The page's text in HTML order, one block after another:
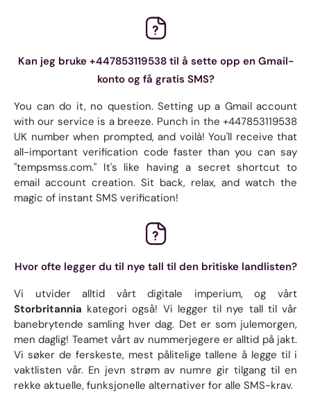
Kan jeg bruke +447853119538 til å sette opp en Gmail-
konto og få gratis SMS?
You can do it, no question. Setting up a Gmail account
with our service is a breeze. Punch in the +447853119538
UK number when prompted, and voilà! You'll receive that
all-important verification code faster than you can say
"tempsmss.com." It's like having a secret shortcut to
email account creation. Sit back, relax, and watch the
magic of instant SMS verification!
Hvor ofte legger du til nye tall til den britiske landlisten?
Vi utvider alltid vårt digitale imperium, og vårt
Storbritannia kategori også! Vi legger til nye tall til vår
banebrytende samling hver dag. Det er som julemorgen,
men daglig! Teamet vårt av nummerjegere er alltid på jakt.
Vi søker de ferskeste, mest pålitelige tallene å legge til i
vaktlisten vår. En jevn strøm av numre gir tilgang til en
rekke aktuelle, funksjonelle alternativer for alle SMS-krav.